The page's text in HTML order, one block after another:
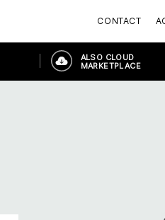
CONTACT
ALSO CLOUD
MARKETPLACE